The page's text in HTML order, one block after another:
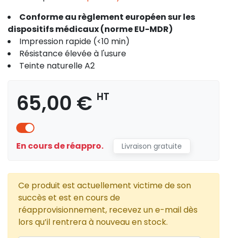
Conforme au règlement européen sur les
dispositifs médicaux (norme EU-MDR)
Impression rapide (<10 min)
Résistance élevée à l'usure
Teinte naturelle A2
65,00 € HT
En cours de réappro. Livraison gratuite
Ce produit est actuellement victime de son
succès et est en cours de
réapprovisionnement, recevez un e-mail dès
lors qu’il rentrera à nouveau en stock.